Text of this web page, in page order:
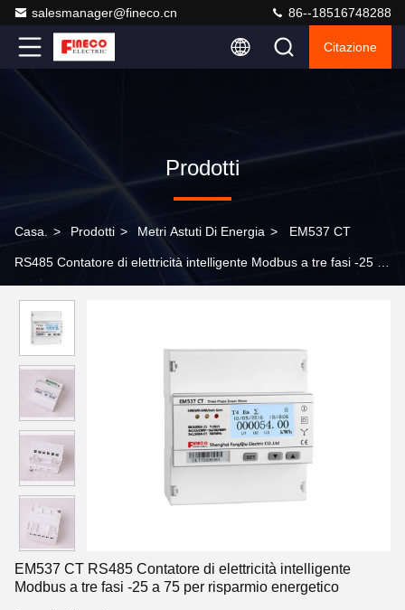
salesmanager@fineco.cn 86--18516748288
Citazione
Prodotti
Casa. > Prodotti > Metri Astuti Di Energia > EM537 CT
RS485 Contatore di elettricità intelligente Modbus a tre fasi -25 a
EM537 CT RS485 Contatore di elettricità intelligente
Modbus a tre fasi -25 a 75 per risparmio energetico